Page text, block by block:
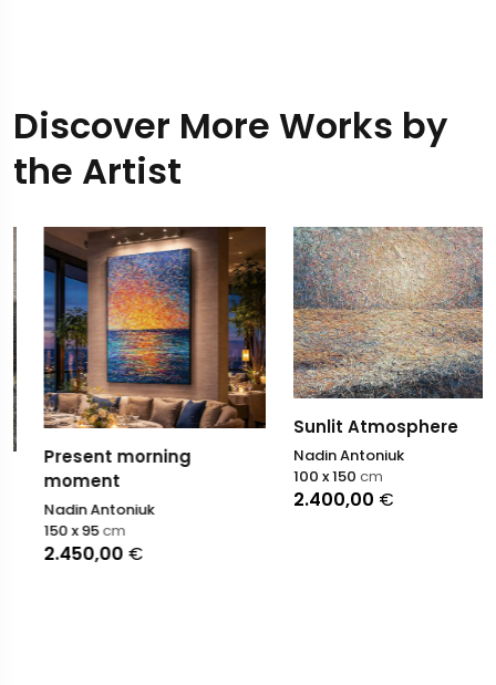
Discover More Works by
the Artist
Present morning
moment
Nadin Antoniuk
2.450,00€
150 x 95cm
Sunlit Atmosphere
Nadin Antoniuk
2.400,00€
100 x 150cm